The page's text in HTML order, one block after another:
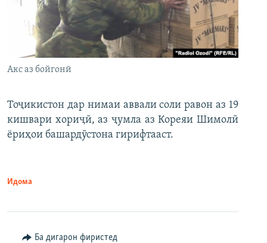
Акс аз бойгонӣ
Тоҷикистон дар нимаи аввали соли равон аз 19
кишвари хориҷӣ, аз ҷумла аз Кореяи Шимолӣ
ёриҳои башардӯстона гирифтааст.
Идома
Ба дигарон фиристед